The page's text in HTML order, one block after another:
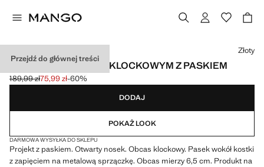
Przejdź do głównej treści
KLAPKI NA OBCASIE KLOCKOWYM Z PASKIEM
Skreślona cena początkowa [189,99 zł ]
189,99 zł
Aktualna cena [75,99 zł ]
75,99 zł-60%
Wybierz kolor
Złoty
DODAJ
POKAŻ LOOK
DARMOWA WYSYŁKA DO SKLEPU
Projekt z paskiem. Otwarty nosek. Obcas klockowy. Pasek wokół kostki
z zapięciem na metalową sprzączkę. Obcas mierzy 6,5 cm. Produkt na